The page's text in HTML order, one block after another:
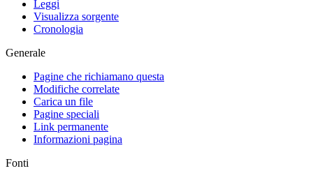
Leggi
Visualizza sorgente
Cronologia
Generale
Pagine che richiamano questa
Modifiche correlate
Carica un file
Pagine speciali
Link permanente
Informazioni pagina
Fonti